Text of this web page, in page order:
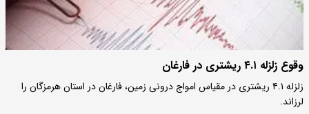
وقوع زلزله ۴.۱ ریشتری در فارغان
زلزله ۴.۱ ریشتری در مقیاس امواج درونی زمین، فارغان در استان هرمزگان را
لرزاند.